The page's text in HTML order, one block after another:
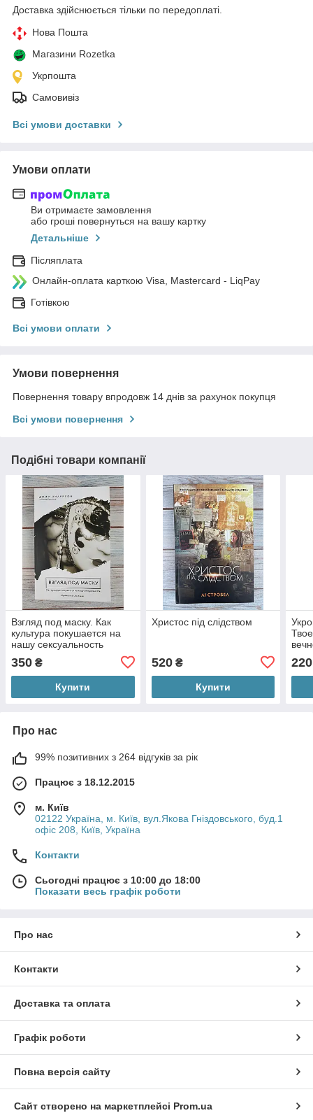
Доставка здійснюється тільки по передоплаті.
Нова Пошта
Магазини Rozetka
Укрпошта
Самовивіз
Всі умови доставки
Умови оплати
Ви отримаєте замовлення
або гроші повернуться на вашу картку
Детальніше
Післяплата
Онлайн-оплата карткою Visa, Mastercard - LiqPay
Готівкою
Всі умови оплати
Умови повернення
Повернення товару впродовж 14 днів за рахунок покупця
Всі умови повернення
Подібні товари компанії
Взгляд под маску. Как
культура покушается на
нашу сексуальность
350 ₴
Купити
Христос під слідством
520₴
Купити
220
Про нас
99% позитивних з 264 відгуків за рік
Працює з 18.12.2015
м. Київ
02122 Україна, м. Київ, вул.Якова Гніздовського, буд.1
офіс 208, Київ, Україна
Контакти
Сьогодні працює з 10:00 до 18:00
Показати весь графік роботи
Про нас
Контакти
Доставка та оплата
Графік роботи
Повна версія сайту
Сайт створено на маркетплейсі Prom.ua